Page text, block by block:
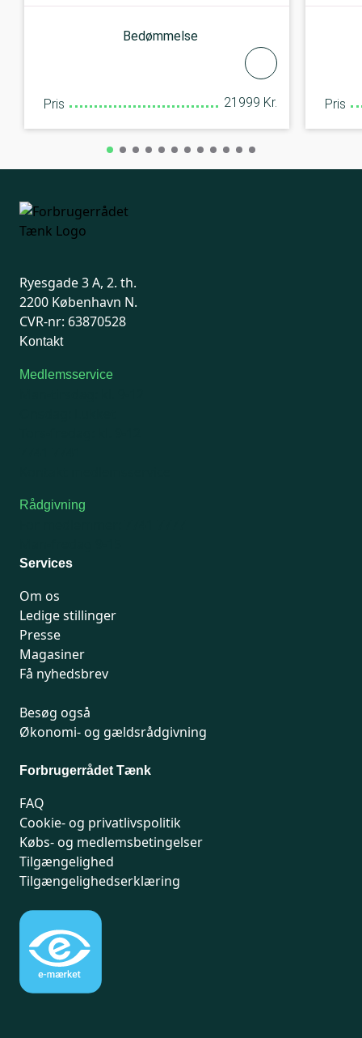
Bedømmelse
Pris 21999 Kr. Pris
Ryesgade 3 A, 2. th.
2200 København N.
CVR-nr: 63870528
Kontakt
Medlemsservice
Rådgivning
Services
Om os
Ledige stillinger
Presse
Magasiner
Få nyhedsbrev
Besøg også
Økonomi- og gældsrådgivning
Forbrugerrådet Tænk
FAQ
Cookie- og privatlivspolitik
Købs- og medlemsbetingelser
Tilgængelighed
Tilgængelighedserklæring